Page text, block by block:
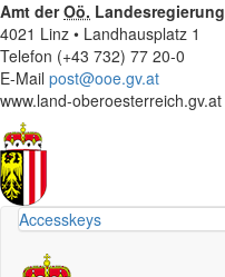
Amt derOö. Landesregierung
4021 Linz • Landhausplatz 1
Telefon (+43 732) 77 20-0
E-Mail post@ooe.gv.at
www.land-oberoesterreich.gv.at
Accesskeys